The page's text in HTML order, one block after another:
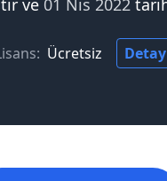
ve 01 Nis 2022
Ücretsiz Detay